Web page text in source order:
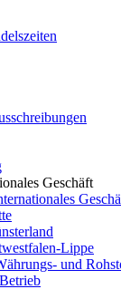
Geschäft
Lippe
und